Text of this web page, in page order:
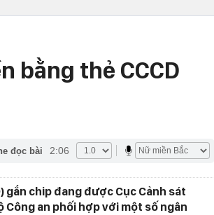
bằng thẻ CCCD
đọc bài 2:06
gắn chip đang được Cục Cảnh sát
Công an phối hợp với một số ngân